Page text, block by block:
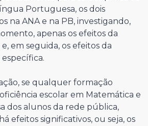
Portuguesa, os dois
na ANA e na PB, investigando,
apenas os efeitos da
em seguida, os efeitos da
se qualquer formação
escolar em Matemática e
dos alunos da rede pública,
efeitos significativos, ou seja, os